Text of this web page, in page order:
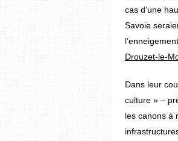
cas d’une
Savoie
Drouzet-le-
Dans leur
culture » –
les canons à